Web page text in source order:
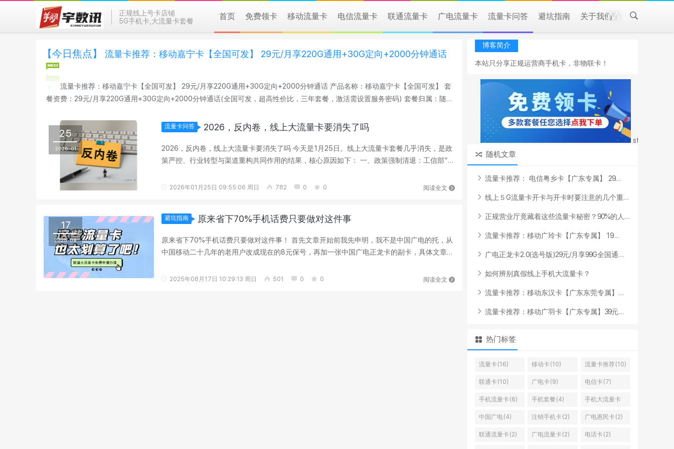
正规线上号卡店铺
5G手机卡,大流量卡套餐
首页 免费领卡 移动流量卡 电信流量卡 联通流量卡 广电流量卡 流量卡问答 避坑指南 关于我们
【今日焦点】 流量卡推荐：移动嘉宁卡【全国可发】 29元/月享220G通用+30G定向+2000分钟通话
流量卡推荐：移动嘉宁卡【全国可发】 29元/月享220G通用+30G定向+2000分钟通话 产品名称：移动嘉宁卡【全国可发】 套
餐资费：29元/月享220G通用+30G定向+2000分钟通话(全国可发，超高性价比，三年套餐，激活需设置服务密码) 套餐归属：随
25
2026-01
流量卡问答 2026，反内卷，线上大流量卡要消失了吗
2026，反内卷，线上大流量卡要消失了吗 今天是1月25日。线上大流量卡套餐几乎消失，是政
策严控、行业转型与渠道重构共同作用的结果，核心原因如下： 一、政策强制清退：工信部“明
阅读全文
2026年01月25日 09:55:06 周日 782 0 0
17
2025-08
避坑指南 原来省下70%手机话费只要做对这件事
原来省下70%手机话费只要做对这件事！ 首先文章开始前我先申明，我不是中国广电的托，从
中国移动二十几年的老用户改成现在的8元保号，再加一张中国广电正龙卡的副卡，具体文章最
阅读全文
2025年08月17日 10:29:13 周日 501 0 0
博客简介
本站只分享正规运营商手机卡，非物联卡！
随机文章
流量卡推荐 ： 电信粤乡卡 【 广东专属】 29...
线 上 ５G流量卡开卡与开卡时要注意的 几个重...
正规营业厅竟藏着这些流量卡秘密 ？90%的 人 ...
流量卡推荐 ： 移动广玲卡 【 广东专属】 19...
广电正龙卡2.0(选号版)29元/月享99G全国通...
如何辨别真假线 上手机大流量卡 ？
流量卡推荐 ： 移动东汉卡 【 广东东莞专属】 ...
流量卡推荐 ： 移动广羽卡 【 广东专属】 39元...
热门标签
流量卡(16) 移动卡(10) 流量卡推荐(10)
联通卡(10) 广电卡(9) 电信卡(7)
手机流量卡(6) 手机套餐(4) 手机大流量卡
(4)
中国广电(4) 注销手机卡(2) 广电惠民卡(2)
联通流量卡(2) 广电流量卡(2) 电话卡(2)